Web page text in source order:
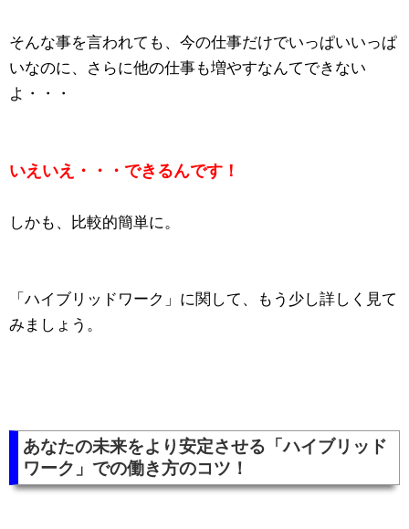
そんな事を言われても、今の仕事だけでいっぱいいっぱ
いなのに、さらに他の仕事も増やすなんてできない
よ・・・
いえいえ・・・できるんです！
しかも、比較的簡単に。
「ハイブリッドワーク」に関して、もう少し詳しく見て
みましょう。
あなたの未来をより安定させる「ハイブリッド
ワーク」での働き方のコツ！